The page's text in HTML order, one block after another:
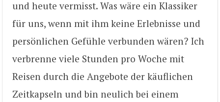
und heute vermisst. Was wäre ein Klassiker
für uns, wenn mit ihm keine Erlebnisse und
persönlichen Gefühle verbunden wären? Ich
verbrenne viele Stunden pro Woche mit
Reisen durch die Angebote der käuflichen
Zeitkapseln und bin neulich bei einem